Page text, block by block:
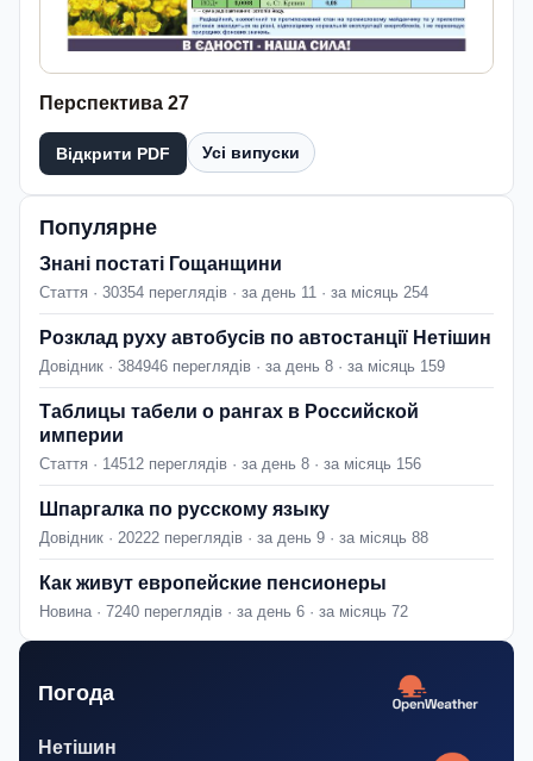
Перспектива 27
Відкрити PDF Усі випуски
Популярне
Знані постаті Гощанщини
Стаття · 30354 переглядів · за день 11 · за місяць 254
Розклад руху автобусів по автостанції Нетішин
Довідник · 384946 переглядів · за день 8 · за місяць 159
Таблицы табели о рангах в Российской
империи
Стаття · 14512 переглядів · за день 8 · за місяць 156
Шпаргалка по русскому языку
Довідник · 20222 переглядів · за день 9 · за місяць 88
Как живут европейские пенсионеры
Новина · 7240 переглядів · за день 6 · за місяць 72
Погода
Нетішин